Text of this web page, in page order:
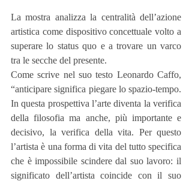
La mostra analizza la centralità dell’azione
artistica come dispositivo concettuale volto a
superare lo status quo e a trovare un varco
tra le secche del presente.
Come scrive nel suo testo Leonardo Caffo,
“anticipare significa piegare lo spazio-tempo.
In questa prospettiva l’arte diventa la verifica
della filosofia ma anche, più importante e
decisivo, la verifica della vita. Per questo
l’artista è una forma di vita del tutto specifica
che è impossibile scindere dal suo lavoro: il
significato dell’artista coincide con il suo